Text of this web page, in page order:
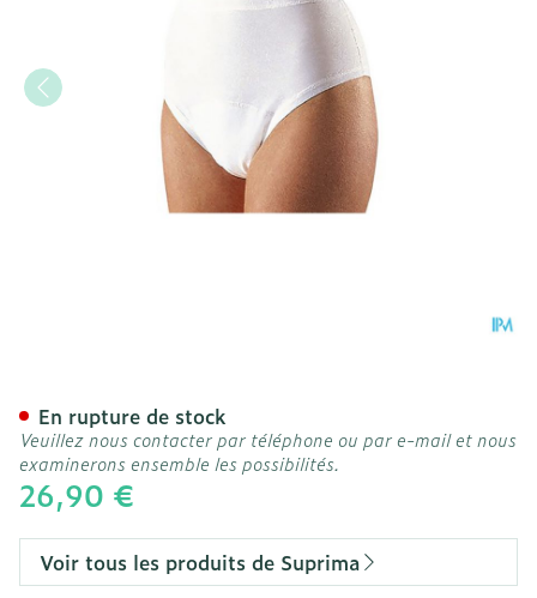
26,90 €
En rupture de stock
Veuillez nous contacter par téléphone ou par e-mail et nous
examinerons ensemble les possibilités.
Voir tous les produits de Suprima